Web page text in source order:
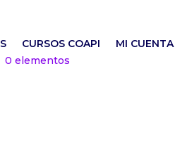
CURSOS COAPI
MI CUENTA
0 elementos